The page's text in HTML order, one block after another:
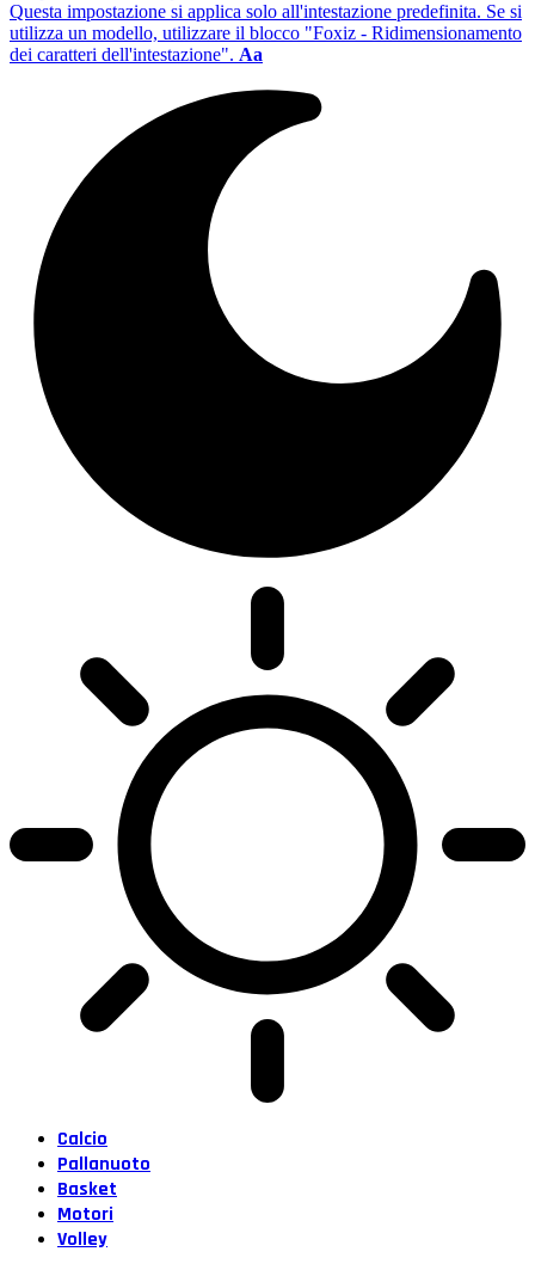
Questa impostazione si applica solo all'intestazione predefinita. Se si
utilizza un modello, utilizzare il blocco "Foxiz - Ridimensionamento
dei caratteri dell'intestazione". Aa
Calcio
Pallanuoto
Basket
Motori
Volley